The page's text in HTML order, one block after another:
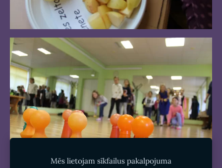
Mēs lietojam sīkfailus pakalpojuma